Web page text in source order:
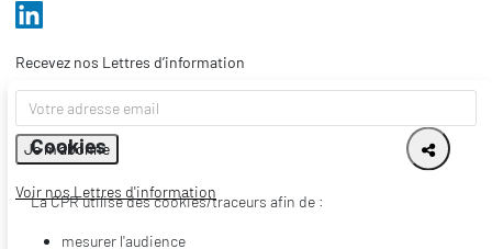
Cookies
La CPR utilise des cookies/traceurs afin de :
mesurer l'audience
Recevez nos Lettres d’information
Voir nos Lettres d'information